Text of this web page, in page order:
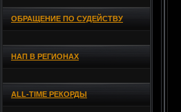
ОБРАЩЕНИЕ ПО СУДЕЙСТВУ
НАП В РЕГИОНАХ
ALL-TIME РЕКОРДЫ